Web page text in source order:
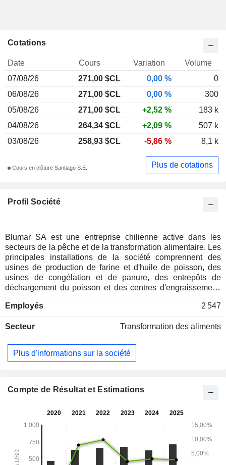
Profil Société
Blumar SA est une entreprise chilienne active dans les
secteurs de la pêche et de la transformation alimentaire. Les
principales installations de la société comprennent des
usines de production de farine et d'huile de poisson, des
usines de congélation et de panure, des entrepôts de
déchargement du poisson et des centres d'engraissement,
Talcahuano, ainsi que dans les régions de Los Lagos et
la transformation du saumon, des moules, des chinchards et
l'Amérique du Sud et du Nord, l'Europe, l'Asie et l'Afrique.
Au 31 décembre 2011, l'entreprise possédait des filiales
Granja Marina SA, et Grupo Las Urbinas était son principal
Employés 2 547
Secteur Transformation des aliments
Plus d'informations sur la société
Cotations
Date Cours Variation
Volume
07/08/26
271,00 $CL 0,00 %
0
06/08/26
271,00 $CL 0,00 %
300
05/08/26
271,00 $CL +2,52 %
183 k
04/08/26
264,34 $CL +2,09 %
507 k
03/08/26
258,93 $CL -5,86 % 8,1 k
Cours en clôture Santiago S.E. Plus de cotations
Compte de Résultat et Estimations